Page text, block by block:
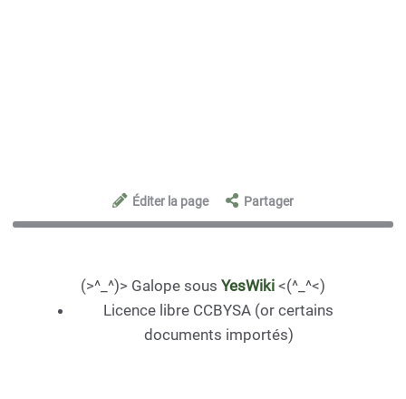
Éditer la page Partager
(>^_^)> Galope sous YesWiki <(^_^<)
Licence libre CCBYSA (or certains
documents importés)